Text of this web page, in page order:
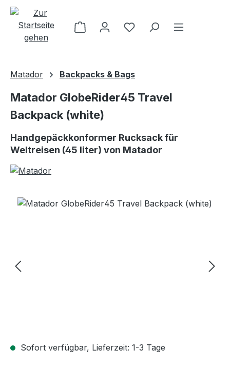
Zum Hauptinhalt springen
Matador Backpacks & Bags
Matador GlobeRider45 Travel
Backpack (white)
Handgepäckkonformer Rucksack für
Weltreisen (45 liter) von Matador
Bildergalerie überspringen
Sofort verfügbar, Lieferzeit: 1-3 Tage